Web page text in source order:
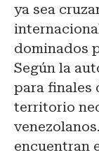
ya sea
dominados
Según la
para finales
territorio
encuentran